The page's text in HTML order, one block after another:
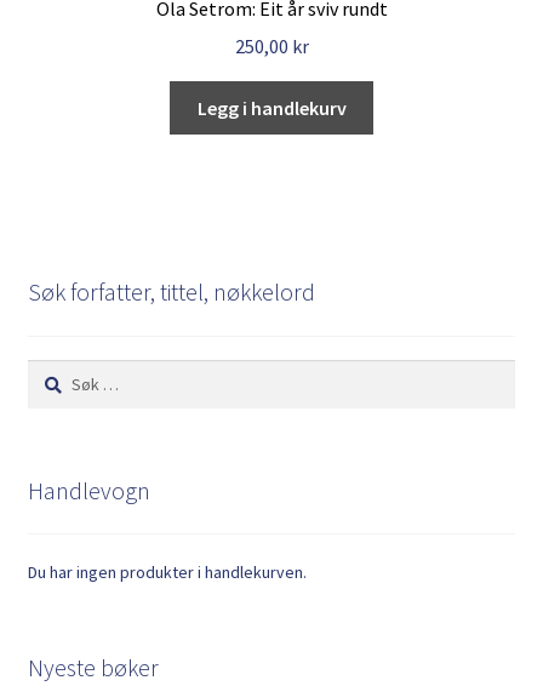
Ola Setrom: Eit år sviv rundt
250,00 kr
Legg i handlekurv
Søk forfatter, tittel, nøkkelord
Søk
etter:
Handlevogn
Du har ingen produkter i handlekurven.
Nyeste bøker